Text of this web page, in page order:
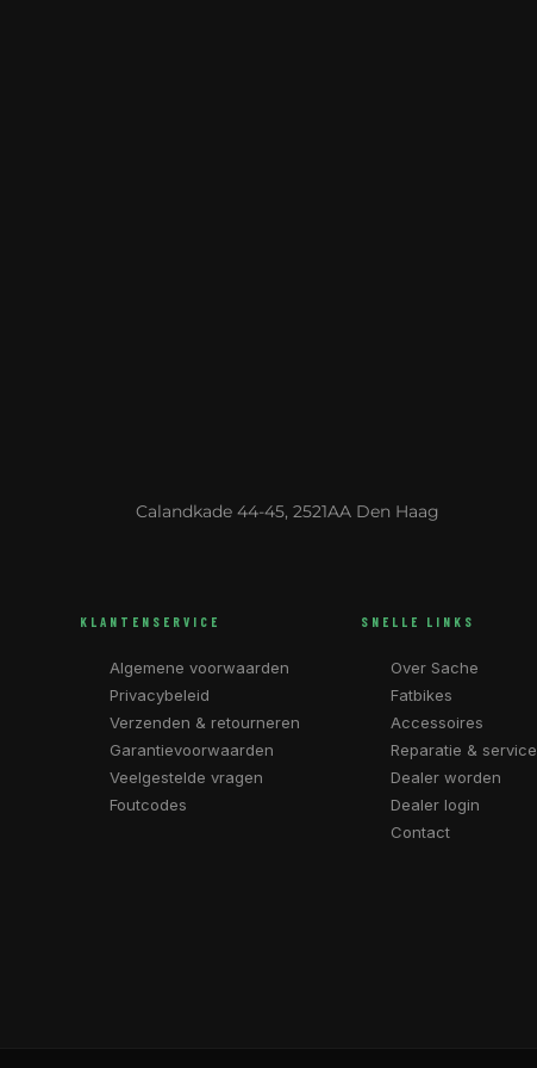
Calandkade 44-45, 2521AA Den Haag
KLANTENSERVICE
Algemene voorwaarden
Privacybeleid
Verzenden & retourneren
Garantievoorwaarden
Veelgestelde vragen
Foutcodes
SNELLE LINKS
Over Sache
Fatbikes
Accessoires
Reparatie & service
Dealer worden
Dealer login
Contact